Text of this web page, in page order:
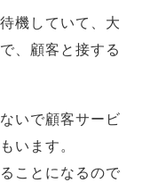
機していて、大
、顧客と接する
いで顧客サービ
います。
ことになるので